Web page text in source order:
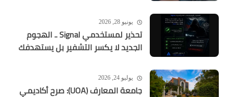
يونيو 28, 2026
تحذير لمستخدمي Signal .. الهجوم
الجديد لا يكسر التشفير بل يستهدفك
يوليو 24, 2026
جامعة المعارف (UOA): صرح أكاديمي